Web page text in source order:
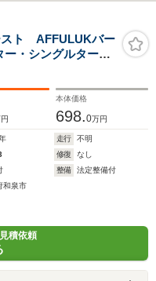
ト AFFULUKバー
・シングルタービ
ミラー・社外マフ
台限定車
本体価格
698.0万円
走行
不明
修復
なし
整備
法定整備付
和泉市
積依頼